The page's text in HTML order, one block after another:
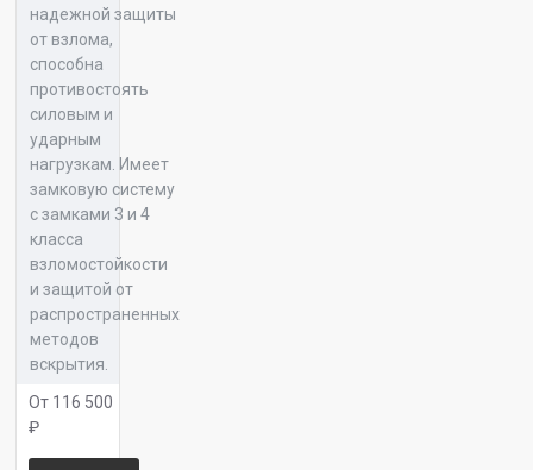
Панель 16 ФК 49
Панель 16 ФК 51
Панель 16 ФК 53
надежной защиты
от взлома,
способна
противостоять
силовым и
ударным
нагрузкам. Имеет
замковую систему
с замками 3 и 4
класса
взломостойкости
и защитой от
распространенных
методов
вскрытия.
От 116 500
₽